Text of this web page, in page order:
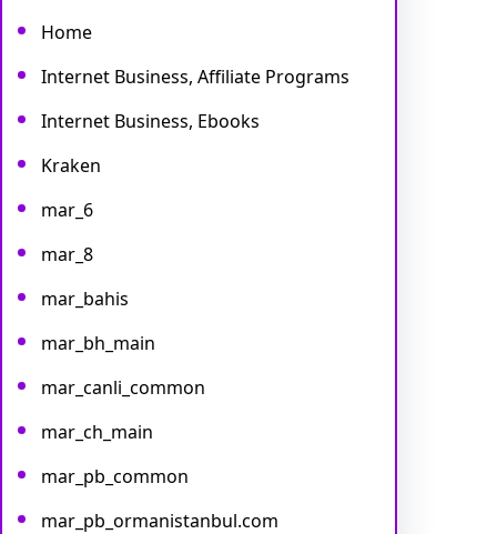
Home
Internet Business, Affiliate Programs
Internet Business, Ebooks
Kraken
mar_6
mar_8
mar_bahis
mar_bh_main
mar_canli_common
mar_ch_main
mar_pb_common
mar_pb_ormanistanbul.com